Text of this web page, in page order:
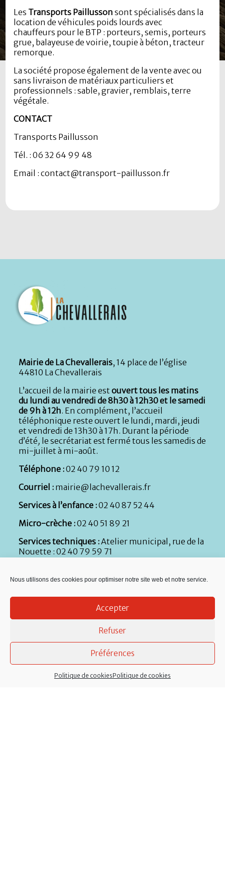
Nous utilisons des cookies pour optimiser notre site web et notre service.
Accepter
Refuser
Préférences
Politique de cookiesPolitique de cookies
Les Transports Paillusson sont spécialisés dans la
location de véhicules poids lourds avec
chauffeurs pour le BTP : porteurs, semis, porteurs
grue, balayeuse de voirie, toupie à béton, tracteur
remorque.
La société propose également de la vente avec ou
sans livraison de matériaux particuliers et
professionnels : sable, gravier, remblais, terre
végétale.
CONTACT
Transports Paillusson
Tél. : 06 32 64 99 48
Email : contact@transport-paillusson.fr
Mairie de La Chevallerais, 14 place de l’église
44810 La Chevallerais
L’accueil de la mairie estouvert tous les matins
du lundi au vendredi de 8h30 à 12h30 et le samedi
de 9h à 12h. En complément, l’accueil
téléphonique reste ouvert le lundi, mardi, jeudi
et vendredi de 13h30 à 17h. Durant la période
d’été, le secrétariat est fermé tous les samedis de
mi-juillet à mi-août.
Téléphone :02 40 79 10 12
Courriel : mairie@lachevallerais.fr
Services à l’enfance :02 40 87 52 44
Micro-crèche :02 40 51 89 21
Services techniques :Atelier municipal, rue de la
Nouette : 02 40 79 59 71